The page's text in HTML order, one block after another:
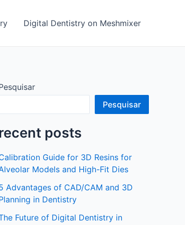
Digital Dentistry on Meshmixer
Pesquisar
posts
Guide for 3D Resins for
Models and High-Fit Dies
Advantages of CAD/CAM and 3D
in Dentistry
Future of Digital Dentistry in